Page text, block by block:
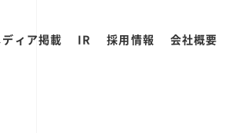
ィア掲載 IR 採用情報 会社概要